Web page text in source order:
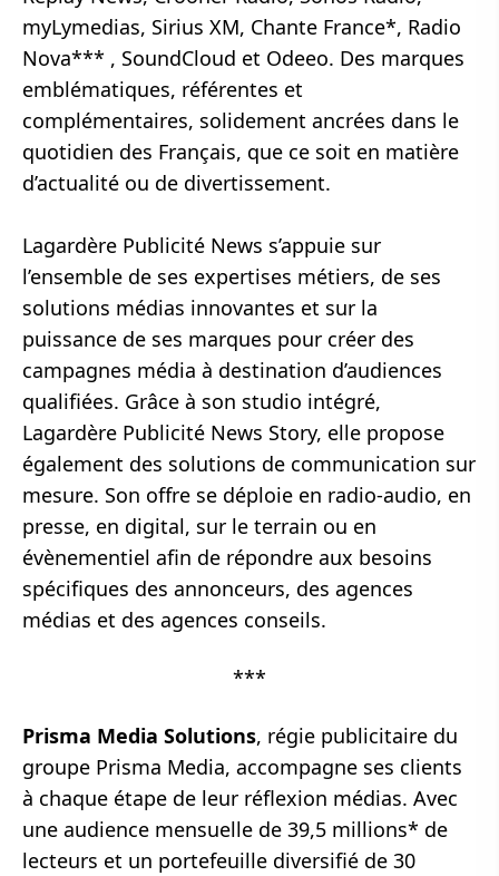
myLymedias, Sirius XM, Chante France*, Radio
Nova*** , SoundCloud et Odeeo. Des marques
emblématiques, référentes et
complémentaires, solidement ancrées dans le
quotidien des Français, que ce soit en matière
d’actualité ou de divertissement.
Lagardère Publicité News s’appuie sur
l’ensemble de ses expertises métiers, de ses
solutions médias innovantes et sur la
puissance de ses marques pour créer des
campagnes média à destination d’audiences
qualifiées. Grâce à son studio intégré,
Lagardère Publicité News Story, elle propose
également des solutions de communication sur
mesure. Son offre se déploie en radio-audio, en
presse, en digital, sur le terrain ou en
évènementiel afin de répondre aux besoins
spécifiques des annonceurs, des agences
médias et des agences conseils.
***
Prisma Media Solutions, régie publicitaire du
groupe Prisma Media, accompagne ses clients
à chaque étape de leur réflexion médias. Avec
une audience mensuelle de 39,5 millions* de
lecteurs et un portefeuille diversifié de 30